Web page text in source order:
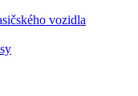
vozidla